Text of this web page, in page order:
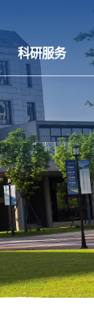
科研服务